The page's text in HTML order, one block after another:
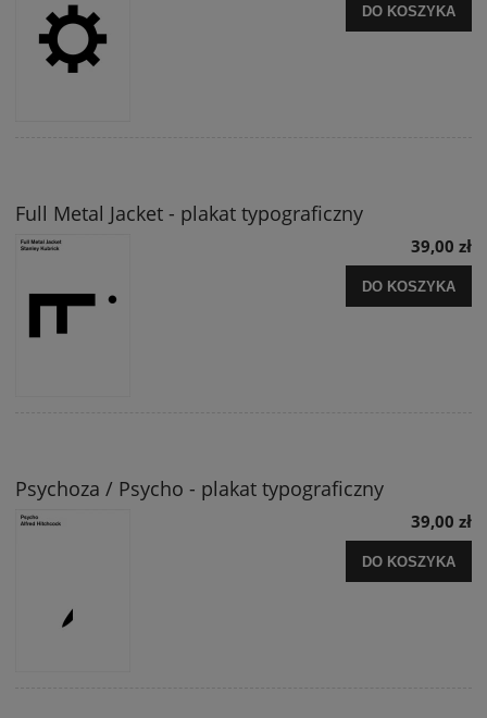
DO KOSZYKA
Full Metal Jacket - plakat typograficzny
39,00 zł
DO KOSZYKA
Psychoza / Psycho - plakat typograficzny
39,00 zł
DO KOSZYKA